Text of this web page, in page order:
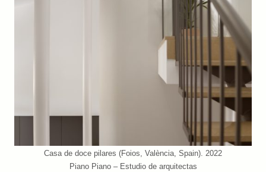
Casa de doce pilares (Foios, València, Spain). 2022
Piano Piano – Estudio de arquitectas